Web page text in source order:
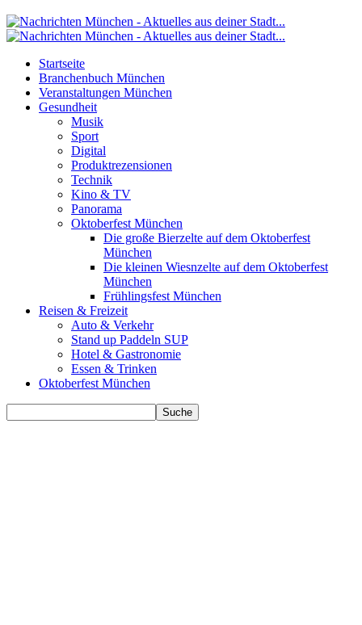
Startseite
Branchenbuch München
Veranstaltungen München
Gesundheit
Musik
Sport
Digital
Produktrezensionen
Technik
Kino & TV
Panorama
Oktoberfest München
Die große Bierzelte auf dem Oktoberfest
München
Die kleinen Wiesnzelte auf dem Oktoberfest
München
Frühlingsfest München
Reisen & Freizeit
Auto & Verkehr
Stand up Paddeln SUP
Hotel & Gastronomie
Essen & Trinken
Oktoberfest München